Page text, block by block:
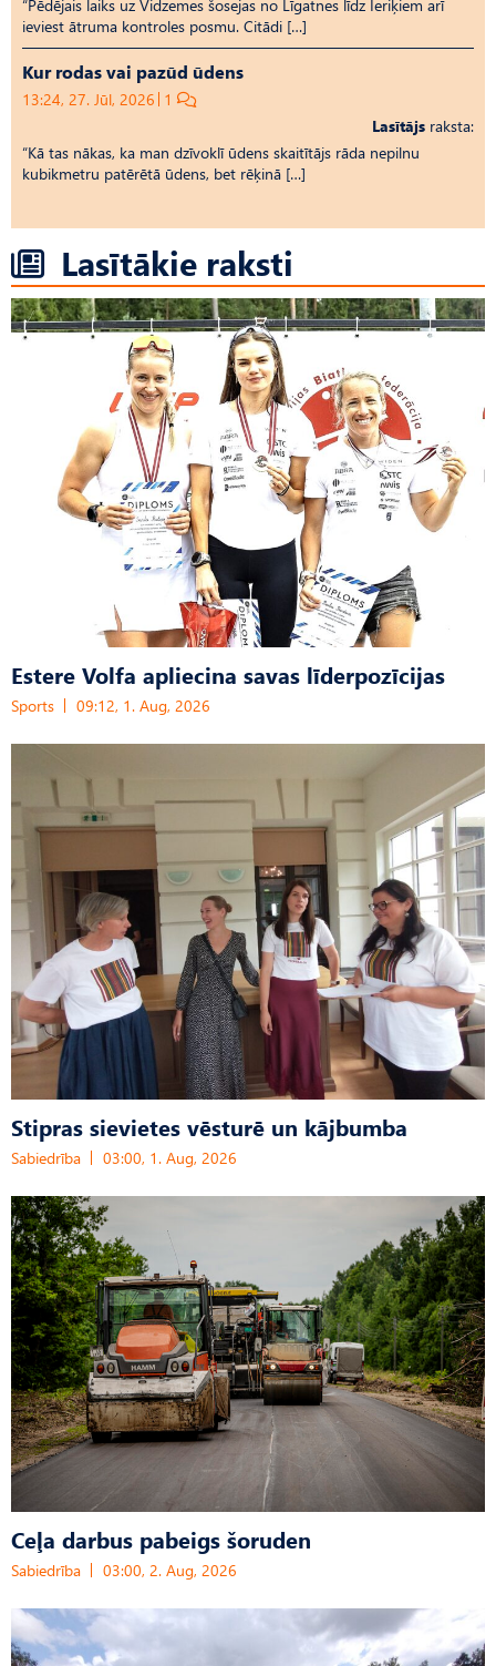
“Pēdējais laiks uz Vid­ze­mes šosejas no Līgatnes līdz Ieriķiem arī
ieviest ātruma kontroles posmu. Citādi […]
Kur rodas vai pazūd ūdens
13:24, 27. Jūl, 2026 1
Lasītājs raksta:
“Kā tas nākas, ka man dzīvoklī ūdens skaitītājs rāda nepilnu
kubikmetru patērētā ūdens, bet rēķinā […]
Lasītākie raksti
Estere Volfa apliecina savas līderpozīcijas
Sports 09:12, 1. Aug, 2026
Stipras sievietes vēsturē un kājbumba
Sabiedrība 03:00, 1. Aug, 2026
Ceļa darbus pabeigs šoruden
Sabiedrība 03:00, 2. Aug, 2026